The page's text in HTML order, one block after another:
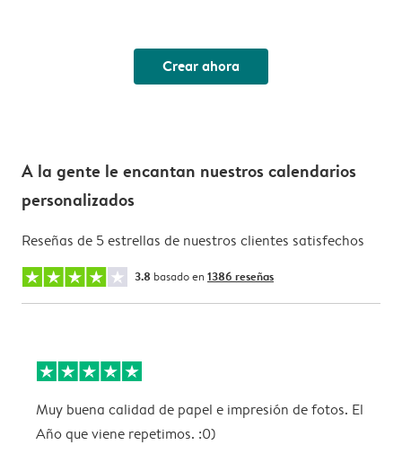
Crear ahora
A la gente le encantan nuestros calendarios
personalizados
Reseñas de 5 estrellas de nuestros clientes satisfechos
3.8 basado en 1386 reseñas
Muy buena calidad de papel e impresión de fotos. El
Año que viene repetimos. :0)